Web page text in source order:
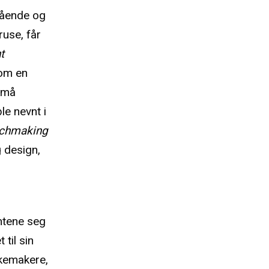
og
får
en
nevnt i
seg
til sin